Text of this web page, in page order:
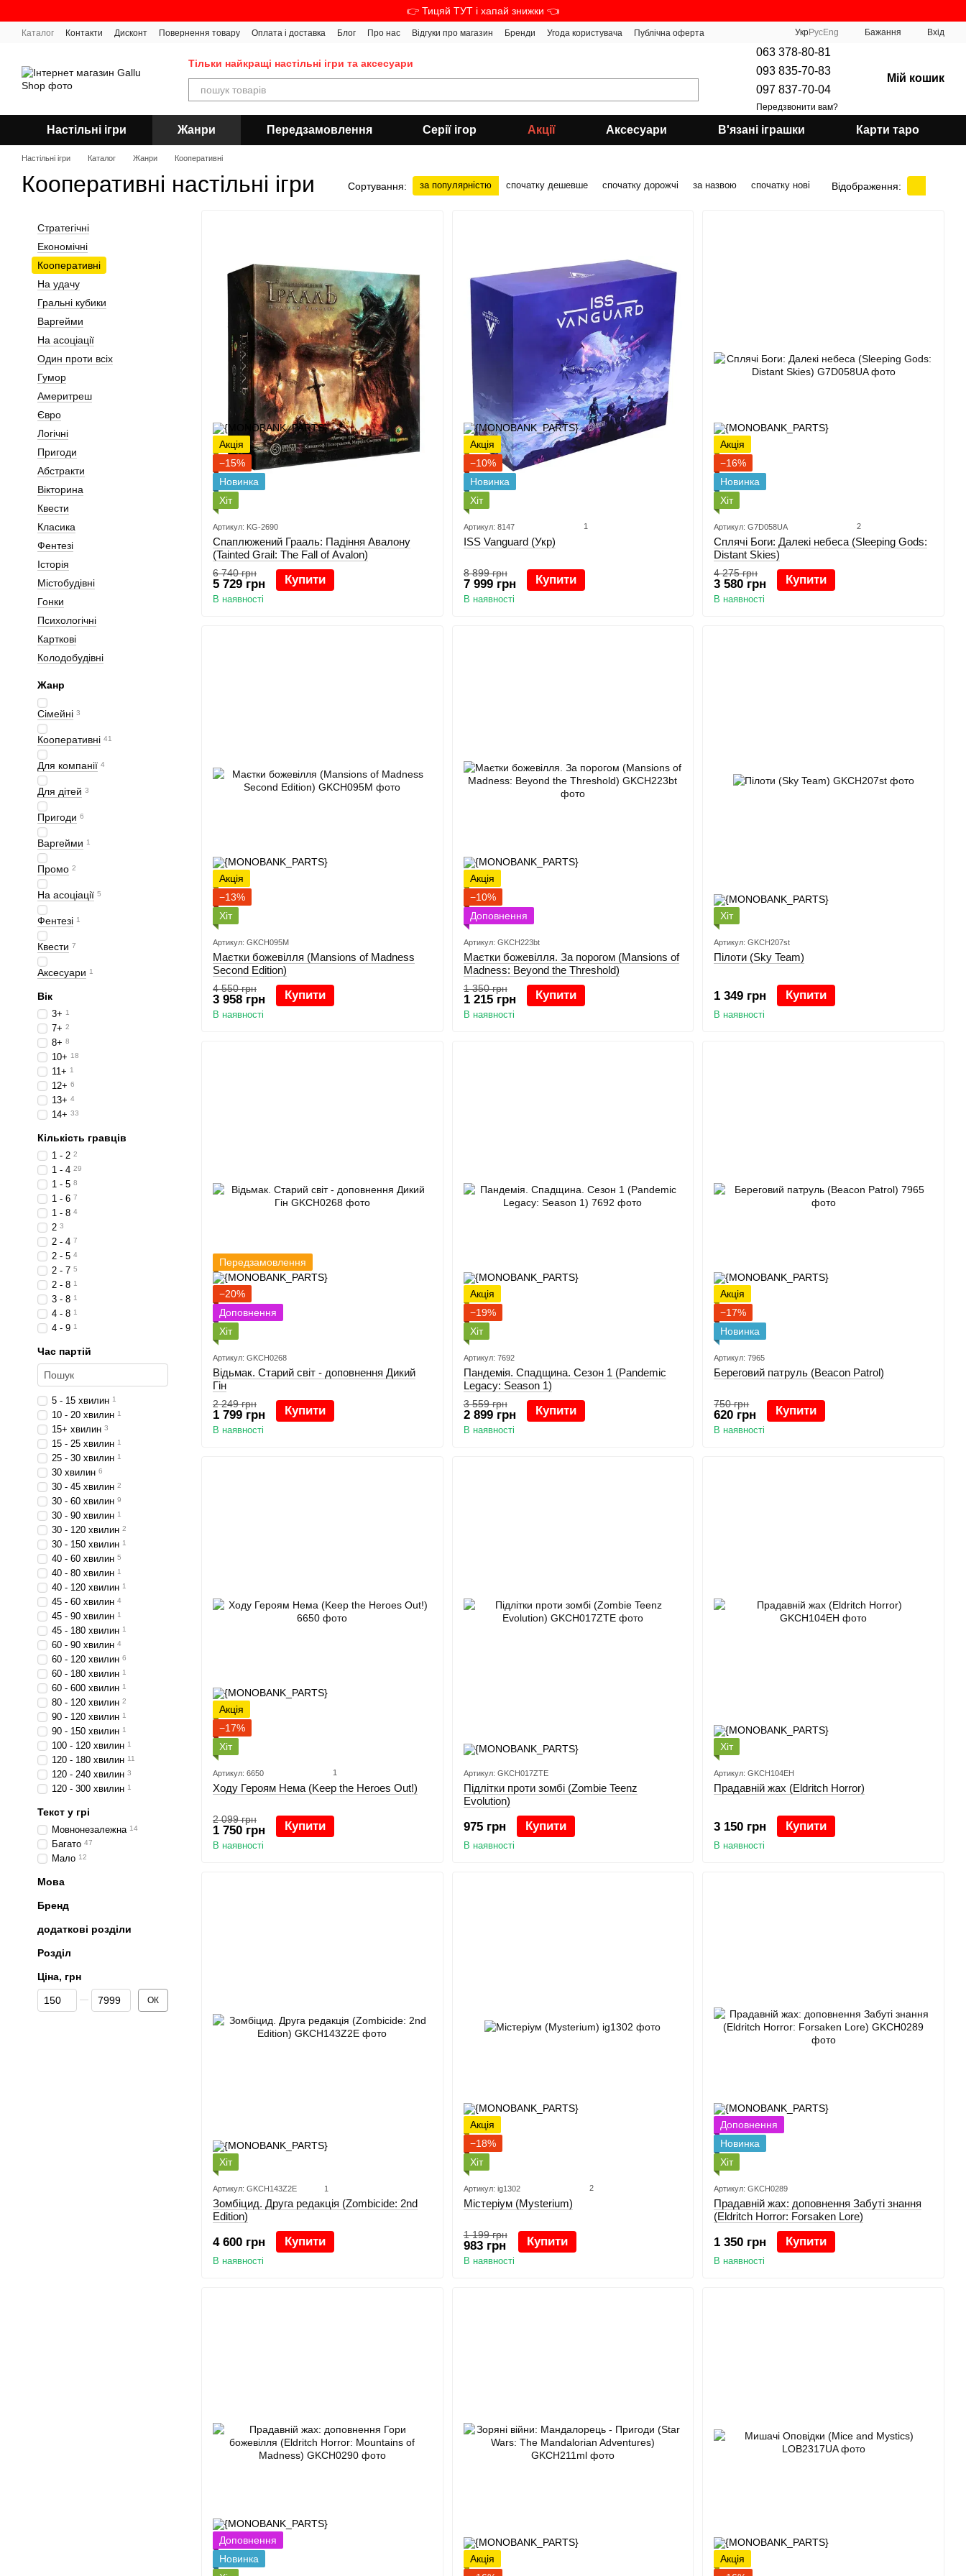
👉 Тицяй ТУТ і хапай знижки 👈
Каталог Контакти Дисконт Повернення товару Оплата і доставка Блог Про нас Відгуки про магазин Бренди Угода користувача Публічна оферта УкрРусEng Бажання Вхід
Тільки найкращі настільні ігри та аксесуари
063 378-80-81
093 835-70-83
097 837-70-04
Передзвонити вам?
Мій кошик
Настільні ігри Жанри Передзамовлення Серії ігор Акції Аксесуари В'язані іграшки Карти таро
Настільні ігри Каталог Жанри Кооперативні
Кооперативні настільні ігри Сортування: за популярністю спочатку дешевше спочатку дорожчі за назвою спочатку нові Відображення:
Акція
−15%
Новинка
Хіт
Артикул: KG-2690
Спаплюжений Грааль: Падіння Авалону
(Tainted Grail: The Fall of Avalon)
6 740 грн
5 729 грн Купити
В наявності
Акція
−10%
Новинка
Хіт
Артикул: 8147 1
ISS Vanguard (Укр)
8 899 грн
7 999 грн Купити
В наявності
Акція
−16%
Новинка
Хіт
Артикул: G7D058UA 2
Сплячі Боги: Далекі небеса (Sleeping Gods:
Distant Skies)
4 275 грн
3 580 грн Купити
В наявності
Акція
−13%
Хіт
Артикул: GKCH095M
Маєтки божевілля (Mansions of Madness
Second Edition)
4 550 грн
3 958 грн Купити
В наявності
Акція
−10%
Доповнення
Артикул: GKCH223bt
Маєтки божевілля. За порогом (Mansions of
Madness: Beyond the Threshold)
1 350 грн
1 215 грн Купити
В наявності
Хіт
Артикул: GKCH207st
Пілоти (Sky Team)
1 349 грн Купити
В наявності
Передзамовлення
−20%
Доповнення
Хіт
Артикул: GKCH0268
Відьмак. Старий світ - доповнення Дикий
Гін
2 249 грн
1 799 грн Купити
В наявності
Акція
−19%
Хіт
Артикул: 7692
Пандемія. Спадщина. Сезон 1 (Pandemic
Legacy: Season 1)
3 559 грн
2 899 грн Купити
В наявності
Акція
−17%
Новинка
Артикул: 7965
Береговий патруль (Beacon Patrol)
750 грн
620 грн Купити
В наявності
Акція
−17%
Хіт
Артикул: 6650 1
Ходу Героям Нема (Keep the Heroes Out!)
2 099 грн
1 750 грн Купити
В наявності
Артикул: GKCH017ZTE
Підлітки проти зомбі (Zombie Teenz
Evolution)
975 грн Купити
В наявності
Хіт
Артикул: GKCH104EH
Прадавній жах (Eldritch Horror)
3 150 грн Купити
В наявності
Хіт
Артикул: GKCH143Z2E 1
Зомбіцид. Друга редакція (Zombicide: 2nd
Edition)
4 600 грн Купити
В наявності
Акція
−18%
Хіт
Артикул: ig1302 2
Містеріум (Mysterium)
1 199 грн
983 грн Купити
В наявності
Доповнення
Новинка
Хіт
Артикул: GKCH0289
Прадавній жах: доповнення Забуті знання
(Eldritch Horror: Forsaken Lore)
1 350 грн Купити
В наявності
Доповнення
Новинка
Акція
Акція
Стратегічні
Економічні
Кооперативні
На удачу
Гральні кубики
Варгейми
На асоціації
Один проти всіх
Гумор
Америтреш
Євро
Логічні
Пригоди
Абстракти
Вікторина
Квести
Класика
Фентезі
Історія
Містобудівні
Гонки
Психологічні
Карткові
Колодобудівні
Жанр
Сімейні 3
Кооперативні 41
Для компанії 4
Для дітей 3
Пригоди 6
Варгейми 1
Промо 2
На асоціації 5
Фентезі 1
Квести 7
Аксесуари 1
Вік
3+ 1
7+ 2
8+ 8
10+ 18
11+ 1
12+ 6
13+ 4
14+ 33
Кількість гравців
1 - 2 2
1 - 4 29
1 - 5 8
1 - 6 7
1 - 8 4
2 3
2 - 4 7
2 - 5 4
2 - 7 5
2 - 8 1
3 - 8 1
4 - 8 1
4 - 9 1
Час партій
5 - 15 хвилин 1
10 - 20 хвилин 1
15+ хвилин 3
15 - 25 хвилин 1
25 - 30 хвилин 1
30 хвилин 6
30 - 45 хвилин 2
30 - 60 хвилин 9
30 - 90 хвилин 1
30 - 120 хвилин 2
30 - 150 хвилин 1
40 - 60 хвилин 5
40 - 80 хвилин 1
40 - 120 хвилин 1
45 - 60 хвилин 4
45 - 90 хвилин 1
45 - 180 хвилин 1
60 - 90 хвилин 4
60 - 120 хвилин 6
60 - 180 хвилин 1
60 - 600 хвилин 1
80 - 120 хвилин 2
90 - 120 хвилин 1
90 - 150 хвилин 1
100 - 120 хвилин 1
120 - 180 хвилин 11
120 - 240 хвилин 3
120 - 300 хвилин 1
Текст у грі
Мовнонезалежна 14
Багато 47
Мало 12
Мова
Бренд
додаткові розділи
Розділ
Ціна, грн
Від Ціна, грн
До Ціна, грн ОК